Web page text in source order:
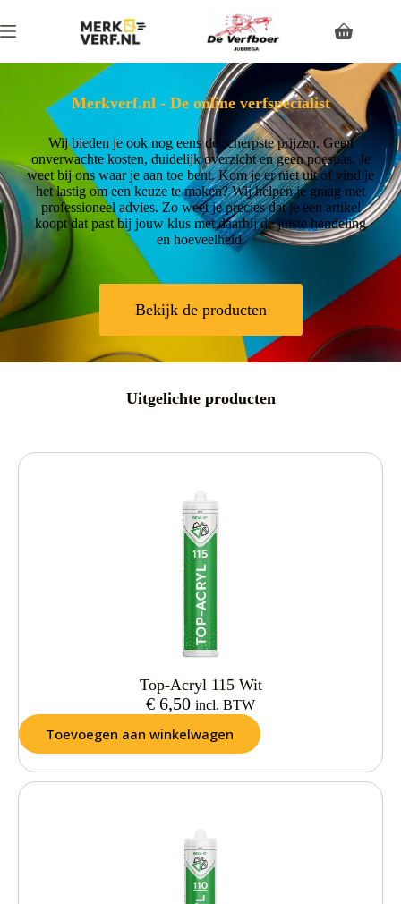
Merkverf.nl - De online verfspecialist
Wij bieden je ook nog eens de scherpste prijzen. Geen
onverwachte kosten, duidelijk overzicht en geen poespas. Je
weet bij ons waar je aan toe bent. Kom je er niet uit of vind je
het lastig om een keuze te maken? Wij helpen je graag met
professioneel advies. Zo weet je precies dat je een artikel
koopt dat past bij jouw klus met daarbij de juiste handeling
en hoeveelheid.
Bekijk de producten
Uitgelichte producten
Top-Acryl 115 Wit
€ 6,50 incl. BTW
Toevoegen aan winkelwagen